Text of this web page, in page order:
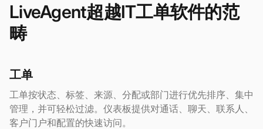
LiveAgent超越IT工单软件的范
畴
工单
工单按状态、标签、来源、分配或部门进行优先排序、集中
管理，并可轻松过滤。仪表板提供对通话、聊天、联系人、
客户门户和配置的快速访问。